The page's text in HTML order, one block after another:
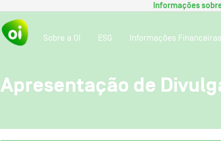
Informações
Sobre a OI ESG Informações Financeiras
Apresentação de